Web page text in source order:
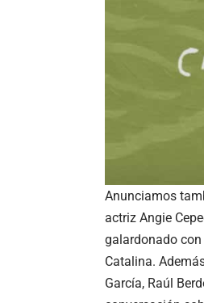
Anunciamos
actriz Angie
galardonado
Catalina.
García, Raúl